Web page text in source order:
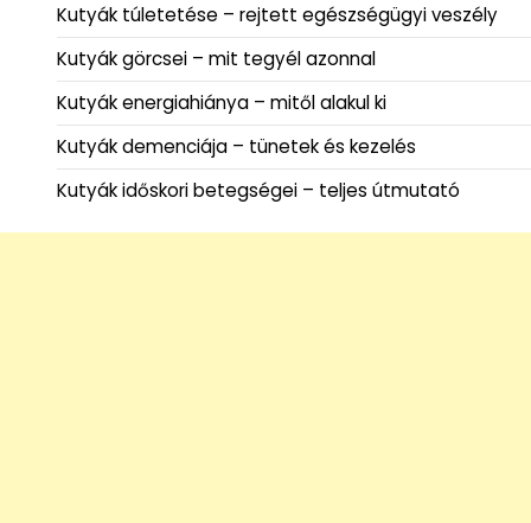
Kutyák túletetése – rejtett egészségügyi veszély
Kutyák görcsei – mit tegyél azonnal
Kutyák energiahiánya – mitől alakul ki
Kutyák demenciája – tünetek és kezelés
Kutyák időskori betegségei – teljes útmutató